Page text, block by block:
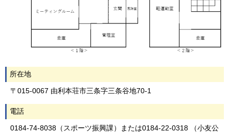
所在地
〒015-0067 由利本荘市三条字三条谷地70-1
電話
0184-74-8038（スポーツ振興課）または0184-22-0318 （小友公